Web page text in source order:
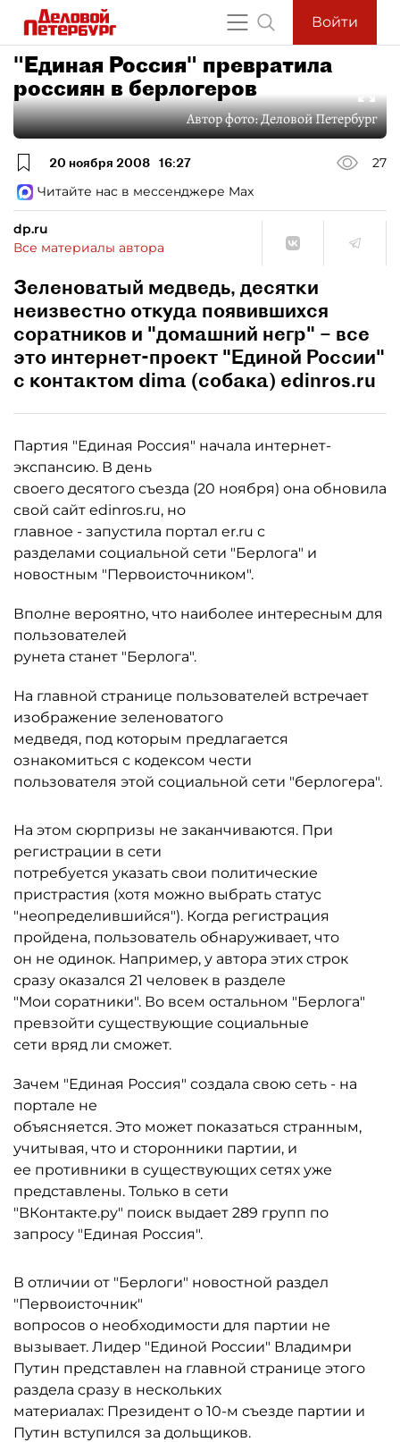
Войти
"Единая Россия" превратила
россиян в берлогеров
Автор фото:Деловой Петербург
20 ноября 2008 16:27
27
Читайте нас в мессенджере Max
dp.ru
Все материалы автора
Зеленоватый медведь, десятки
неизвестно откуда появившихся
соратников и "домашний негр" – все
это интернет-проект "Единой России"
с контактом dima (собака) edinros.ru
Партия "Единая Россия" начала интернет-
экспансию. В день
своего десятого съезда (20 ноября) она обновила
свой сайт edinros.ru, но
главное - запустила портал er.ru с
разделами социальной сети "Берлога" и
новостным "Первоисточником".
Вполне вероятно, что наиболее интересным для
пользователей
рунета станет "Берлога".
На главной странице пользователей встречает
изображение зеленоватого
медведя, под которым предлагается
ознакомиться с кодексом чести
пользователя этой социальной сети "берлогера".
На этом сюрпризы не заканчиваются. При
регистрации в сети
потребуется указать свои политические
пристрастия (хотя можно выбрать статус
"неопределившийся"). Когда регистрация
пройдена, пользователь обнаруживает, что
он не одинок. Например, у автора этих строк
сразу оказался 21 человек в разделе
"Мои соратники". Во всем остальном "Берлога"
превзойти существующие социальные
сети вряд ли сможет.
Зачем "Единая Россия" создала свою сеть - на
портале не
объясняется. Это может показаться странным,
учитывая, что и сторонники партии, и
ее противники в существующих сетях уже
представлены. Только в сети
"ВКонтакте.ру" поиск выдает 289 групп по
запросу "Единая Россия".
В отличии от "Берлоги" новостной раздел
"Первоисточник"
вопросов о необходимости для партии не
вызывает. Лидер "Единой России" Владимри
Путин представлен на главной странице этого
раздела сразу в нескольких
материалах: Президент о 10-м съезде партии и
Путин вступился за дольщиков.